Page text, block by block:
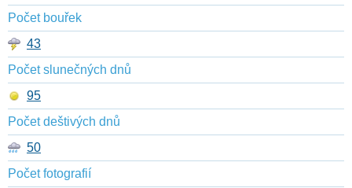
Počet bouřek
43
Počet slunečných dnů
95
Počet deštivých dnů
50
Počet fotografií